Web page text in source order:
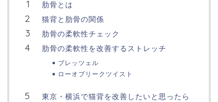
肋骨とは
猫背と肋骨の関係
肋骨の柔軟性チェック
肋骨の柔軟性を改善するストレッチ
ブレッツェル
ローオブリークツイスト
東京・横浜で猫背を改善したいと思ったら